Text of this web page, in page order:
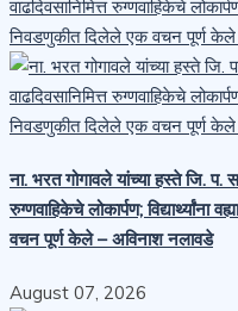
ना. भरत गोगावले यांच्या हस्ते जि. प.
रुग्णवाहिकेचे लोकार्पण;
वचन पूर्ण केले – अविनाश नलावडे
August 07, 2026